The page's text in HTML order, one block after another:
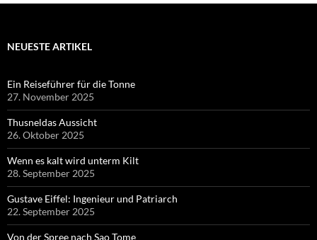
NEUESTE ARTIKEL
Ein Reiseführer für die Tonne
27. November 2025
Thusneldas Aussicht
26. Oktober 2025
Wenn es kalt wird unterm Kilt
28. September 2025
Gustave Eiffel: Ingenieur und Patriarch
22. September 2025
Von der Spree nach Sao Tome